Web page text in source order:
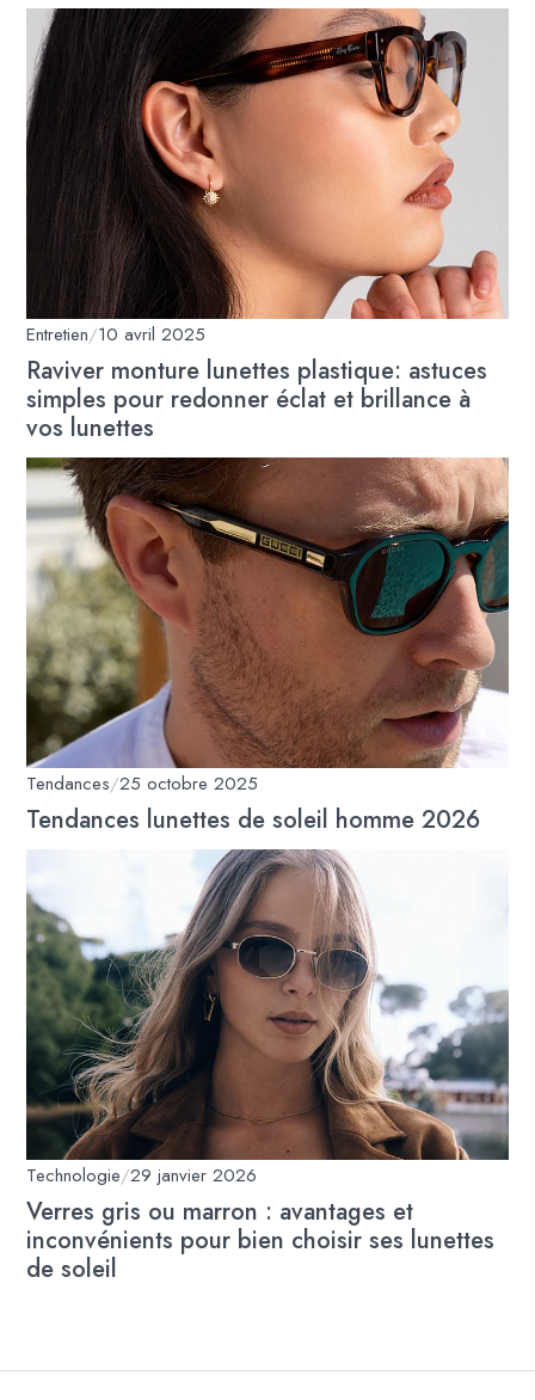
Entretien/10 avril 2025
Raviver monture lunettes plastique: astuces
simples pour redonner éclat et brillance à
vos lunettes
Tendances/25 octobre 2025
Tendances lunettes de soleil homme 2026
Technologie/29 janvier 2026
Verres gris ou marron : avantages et
inconvénients pour bien choisir ses lunettes
de soleil